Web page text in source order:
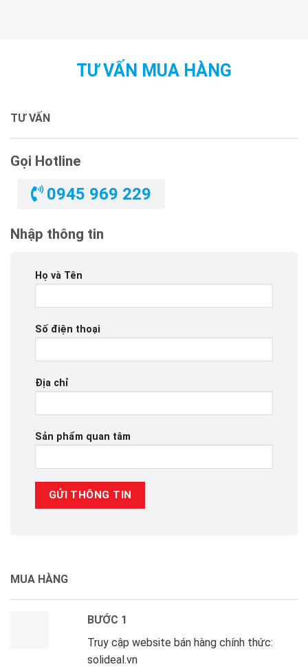
TƯ VẤN MUA HÀNG
TƯ VẤN
Gọi Hotline
0945 969 229
Nhập thông tin
Họ và Tên
Số điện thoại
Địa chỉ
Sản phẩm quan tâm
MUA HÀNG
BƯỚC 1
Truy cập website bán hàng chính thức:
solideal.vn